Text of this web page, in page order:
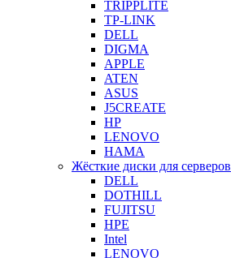
TRIPPLITE
TP-LINK
DELL
DIGMA
APPLE
ATEN
ASUS
J5CREATE
HP
LENOVO
HAMA
Жёсткие диски для серверов
DELL
DOTHILL
FUJITSU
HPE
Intel
LENOVO